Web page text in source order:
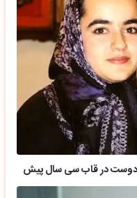
دوست در قاب سی سال پیش